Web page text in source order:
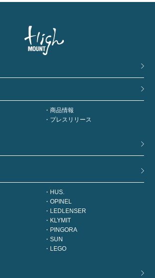
商品情報
プレスリリース
HUS.
OPINEL
LEDLENSER
KLYMIT
PINGORA
SUN
LEGO